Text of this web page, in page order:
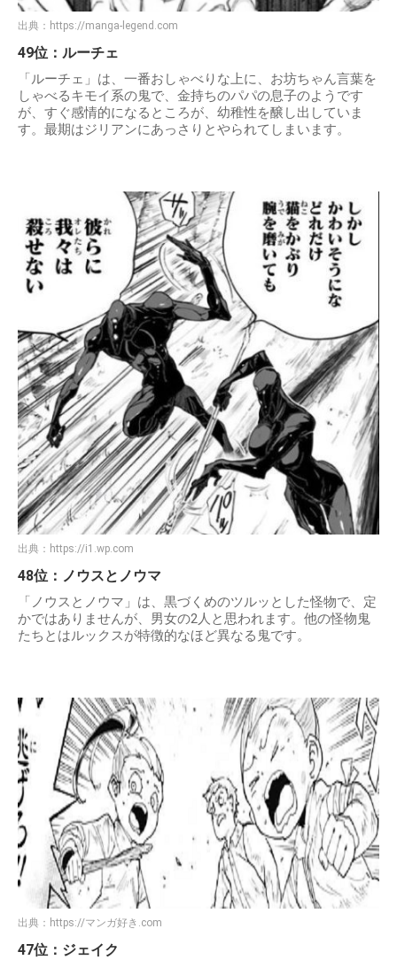
出典： https://manga-legend.com
49位：ルーチェ
「ルーチェ」は、一番おしゃべりな上に、お坊ちゃん言葉を
しゃべるキモイ系の鬼で、金持ちのパパの息子のようです
が、すぐ感情的になるところが、幼稚性を醸し出していま
す。最期はジリアンにあっさりとやられてしまいます。
出典： https://i1.wp.com
48位：ノウスとノウマ
「ノウスとノウマ」は、黒づくめのツルッとした怪物で、定
かではありませんが、男女の2人と思われます。他の怪物鬼
たちとはルックスが特徴的なほど異なる鬼です。
出典： https://マンガ好き.com
47位：ジェイク